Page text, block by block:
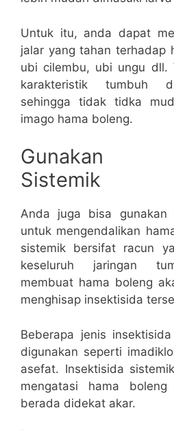
Untuk itu, anda dapat
jalar yang tahan terhadap
ubi cilembu, ubi ungu dll.
karakteristik tumbuh
sehingga tidak tidka
imago hama boleng.
Gunakan
Sistemik
Anda juga bisa gunakan
untuk mengendalikan
sistemik bersifat racun
keseluruh jaringan
membuat hama boleng
menghisap insektisida
Beberapa jenis
digunakan seperti
asefat. Insektisida
mengatasi hama boleng
berada didekat akar.